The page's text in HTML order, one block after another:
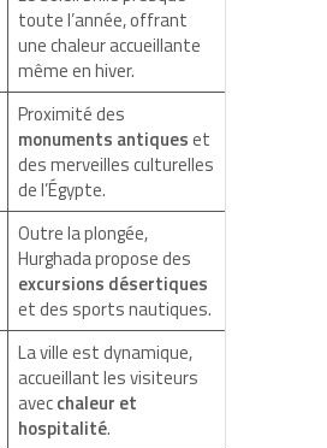
toute l’année, offrant
une chaleur accueillante
même en hiver.
Proximité des
monuments antiqueset
des merveilles culturelles
de l’Égypte.
Outre la plongée,
Hurghada propose des
excursions désertiques
et des sports nautiques.
La ville est dynamique,
accueillant les visiteurs
avecchaleur et
hospitalité.